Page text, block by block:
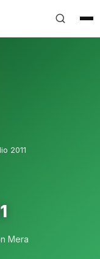
Municipal del
2011
Mera